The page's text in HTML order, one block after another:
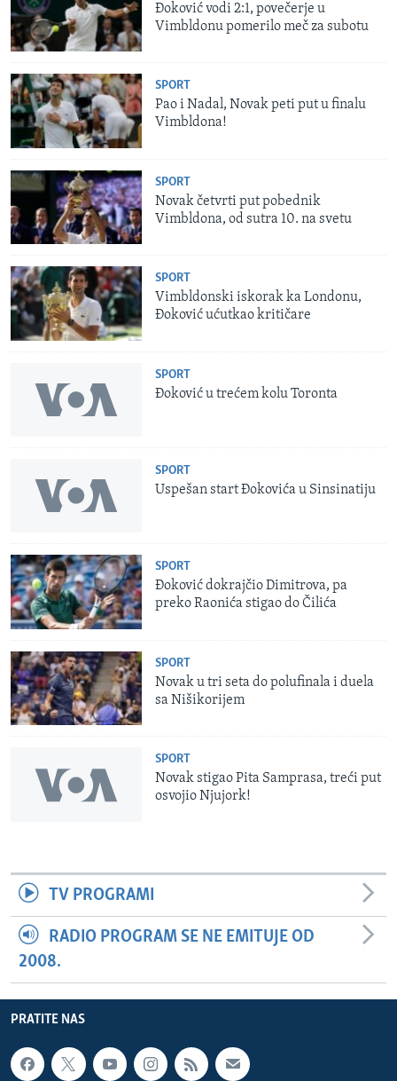
Đoković vodi 2:1, povečerje u
Vimbldonu pomerilo meč za subotu
SPORT
Pao i Nadal, Novak peti put u finalu
Vimbldona!
SPORT
Novak četvrti put pobednik
Vimbldona, od sutra 10. na svetu
SPORT
Vimbldonski iskorak ka Londonu,
Đoković ućutkao kritičare
SPORT
Đoković u trećem kolu Toronta
SPORT
Uspešan start Đokovića u Sinsinatiju
SPORT
Đoković dokrajčio Dimitrova, pa
preko Raonića stigao do Čilića
SPORT
Novak u tri seta do polufinala i duela
sa Nišikorijem
SPORT
Novak stigao Pita Samprasa, treći put
osvojio Njujork!
TV PROGRAMI
RADIO PROGRAM SE NE EMITUJE OD
2008.
PRATITE NAS